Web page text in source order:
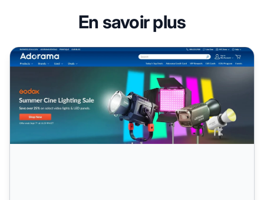
En savoir plus
Programme d'affiliation Adorama